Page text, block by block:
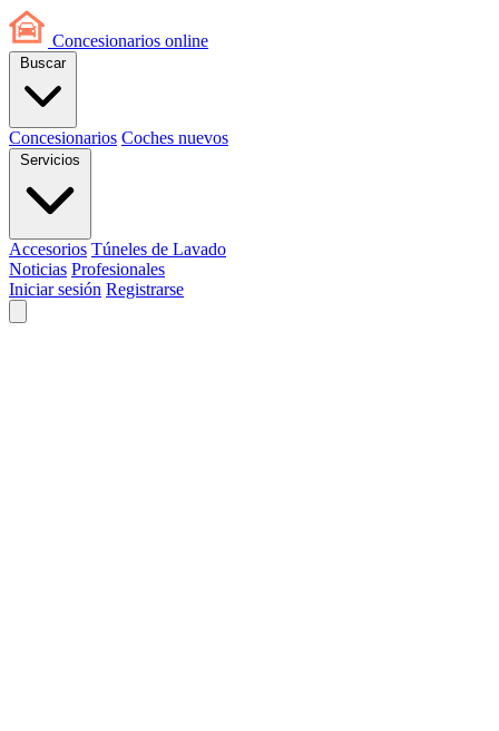
Concesionarios online
Buscar
Concesionarios Coches nuevos
Servicios
Accesorios Túneles de Lavado
Noticias Profesionales
Iniciar sesión Registrarse